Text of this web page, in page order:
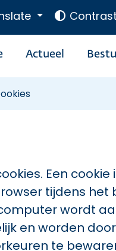
Actueel
Een
tijdens het
wordt
en worden
te